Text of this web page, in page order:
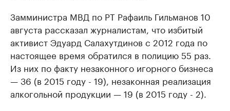
Замминистра МВД по РТ Рафаиль Гильманов 10
августа рассказал журналистам, что избитый
активист Эдуард Салахутдинов с 2012 года по
настоящее время обратился в полицию 55 раз.
Из них по факту незаконного игорного бизнеса
— 36 (в 2015 году - 19), незаконная реализация
алкогольной продукции — 19 (в 2015 году - 2).